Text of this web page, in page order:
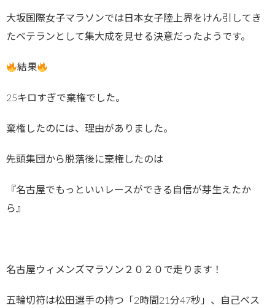
大坂国際女子マラソンでは日本女子陸上界をけん引してき
たベテランとして集大成を見せる決意だったようです。
結果
25キロすぎで棄権でした。
棄権したのには、理由がありました。
先頭集団から脱落後に棄権したのは
『名古屋でもっといいレースができる自信が芽生えたか
ら』
名古屋ウィメンズマラソン２０２０で走ります！
五輪切符は松田選手の持つ「2時間21分47秒」、自己ベス